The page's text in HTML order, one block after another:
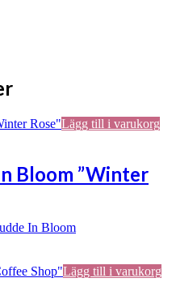
Lägg till i varukorg
Bloom ”Winter
In Bloom
Lägg till i varukorg